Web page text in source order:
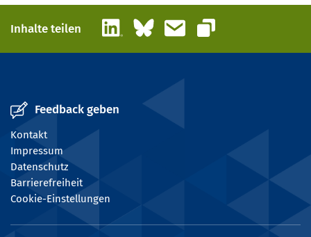
Inhalte teilen LinkedInBlueskyE-Mail
Link kopieren
Feedback geben
Kontakt
Impressum
Datenschutz
Barrierefreiheit
Cookie-Einstellungen